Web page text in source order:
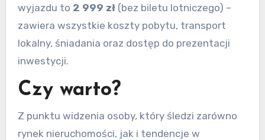
wyjazdu to 2 999 zł(bez biletu lotniczego) –
zawiera wszystkie koszty pobytu, transport
lokalny, śniadania oraz dostęp do prezentacji
inwestycji.
Czy warto?
Z punktu widzenia osoby, który śledzi zarówno
rynek nieruchomości, jak i tendencje w